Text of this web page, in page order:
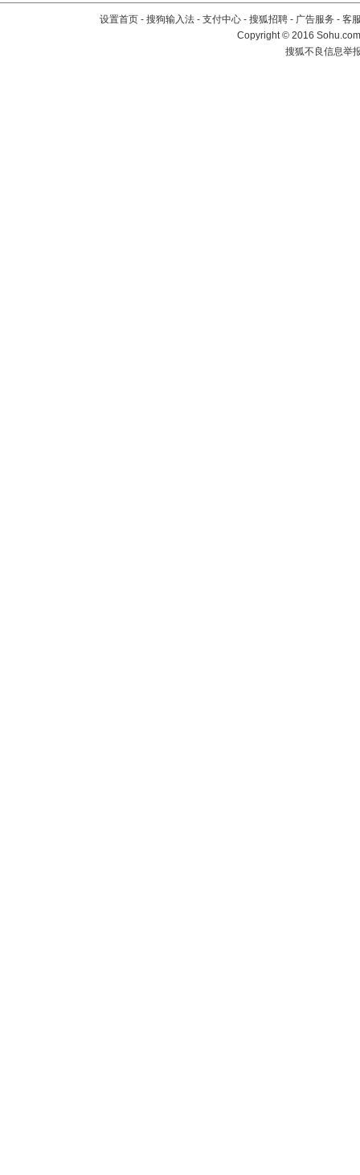
设置首页 - 搜狗输入法 - 支付中心 - 搜狐招聘 - 广告服务 - 客
Copyright©2016
搜狐不良信息举